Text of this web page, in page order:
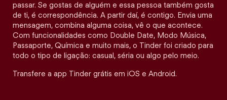
passar. Se gostas de alguém e essa pessoa também gosta
de ti, é correspondência. A partir daí, é contigo. Envia uma
mensagem, combina alguma coisa, vê o que acontece.
Com funcionalidades como Double Date, Modo Música,
Passaporte, Química e muito mais, o Tinder foi criado para
todo o tipo de ligação: casual, séria ou algo pelo meio.
Transfere a app Tinder grátis em iOS e Android.